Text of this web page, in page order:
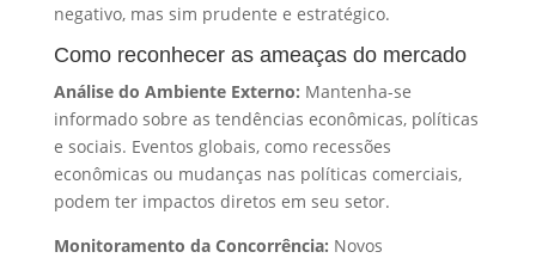
negativo, mas sim prudente e estratégico.
Como reconhecer as ameaças do mercado
Análise do Ambiente Externo: Mantenha-se
informado sobre as tendências econômicas, políticas
e sociais. Eventos globais, como recessões
econômicas ou mudanças nas políticas comerciais,
podem ter impactos diretos em seu setor.
Monitoramento da Concorrência: Novos